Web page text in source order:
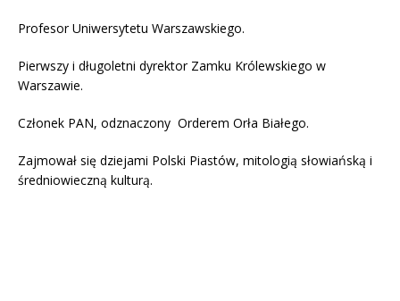
Profesor Uniwersytetu Warszawskiego.
Pierwszy i długoletni dyrektor Zamku Królewskiego w
Warszawie.
Członek PAN, odznaczony Orderem Orła Białego.
Zajmował się dziejami Polski Piastów, mitologią słowiańską i
średniowieczną kulturą.